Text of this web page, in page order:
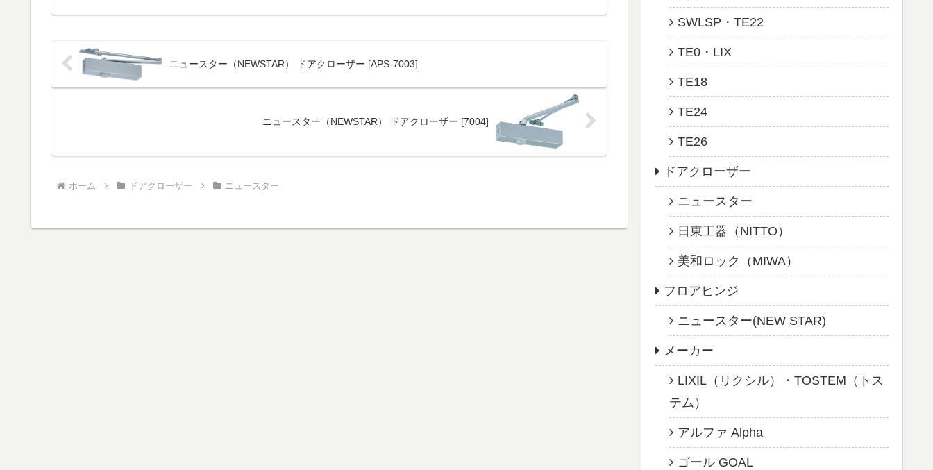
ニュースター（NEWSTAR） ドアクローザー [APS-7003]
ニュースター（NEWSTAR） ドアクローザー [7004]
ホーム ドアクローザー ニュースター
SWLSP・TE22
TE0・LIX
TE18
TE24
TE26
ドアクローザー
ニュースター
日東工器（NITTO）
美和ロック（MIWA）
フロアヒンジ
ニュースター(NEW STAR)
メーカー
LIXIL（リクシル）・TOSTEM（トス
テム）
アルファ Alpha
ゴール GOAL